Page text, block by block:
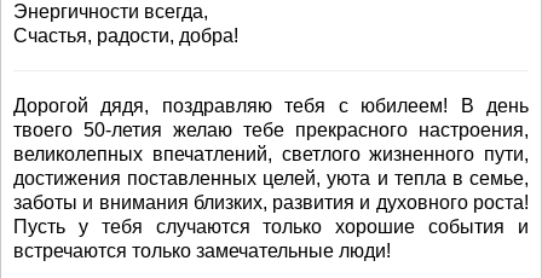
Энергичности всегда,
Счастья, радости, добра!
Дорогой дядя, поздравляю тебя с юбилеем! В день
твоего 50-летия желаю тебе прекрасного настроения,
великолепных впечатлений, светлого жизненного пути,
достижения поставленных целей, уюта и тепла в семье,
заботы и внимания близких, развития и духовного роста!
Пусть у тебя случаются только хорошие события и
встречаются только замечательные люди!